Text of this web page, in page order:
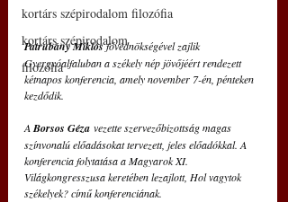
kortárs szépirodalom filozófia
kortárs szépirodalom
filozófia
Patrubány Miklós fővédnökségével zajlik
Gyergyóalfaluban a székely nép jövőjéért rendezett
kétnapos konferencia, amely november 7-én, pénteken
kezdődik.
A Borsos Géza vezette szervezőbizottság magas
színvonalú előadásokat tervezett, jeles előadókkal. A
konferencia folytatása a Magyarok XI.
Világkongresszusa keretében lezajlott, Hol vagytok
székelyek? című konferenciának.